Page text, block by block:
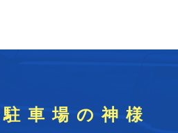
駐車場の神様